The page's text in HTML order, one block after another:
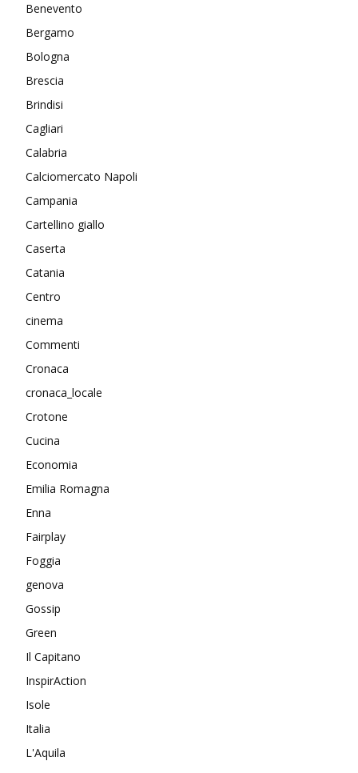
Benevento
Bergamo
Bologna
Brescia
Brindisi
Cagliari
Calabria
Calciomercato Napoli
Campania
Cartellino giallo
Caserta
Catania
Centro
cinema
Commenti
Cronaca
cronaca_locale
Crotone
Cucina
Economia
Emilia Romagna
Enna
Fairplay
Foggia
genova
Gossip
Green
Il Capitano
InspirAction
Isole
Italia
L'Aquila